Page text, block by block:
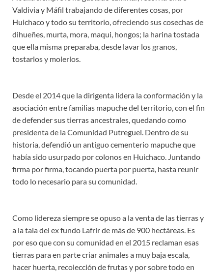
Valdivia y Máfil trabajando de diferentes cosas, por
Huichaco y todo su territorio, ofreciendo sus cosechas de
dihueñes, murta, mora, maqui, hongos; la harina tostada
que ella misma preparaba, desde lavar los granos,
tostarlos y molerlos.
Desde el 2014 que la dirigenta lidera la conformación y la
asociación entre familias mapuche del territorio, con el fin
de defender sus tierras ancestrales, quedando como
presidenta de la Comunidad Putreguel. Dentro de su
historia, defendió un antiguo cementerio mapuche que
había sido usurpado por colonos en Huichaco. Juntando
firma por firma, tocando puerta por puerta, hasta reunir
todo lo necesario para su comunidad.
Como lidereza siempre se opuso a la venta de las tierras y
a la tala del ex fundo Lafrir de más de 900 hectáreas. Es
por eso que con su comunidad en el 2015 reclaman esas
tierras para en parte criar animales a muy baja escala,
hacer huerta, recolección de frutas y por sobre todo en